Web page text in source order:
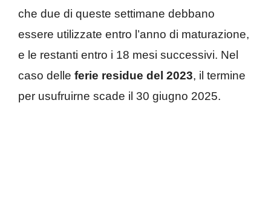
che due di queste settimane debbano
essere utilizzate entro l’anno di maturazione,
e le restanti entro i 18 mesi successivi. Nel
caso delle ferie residue del 2023, il termine
per usufruirne scade il 30 giugno 2025.